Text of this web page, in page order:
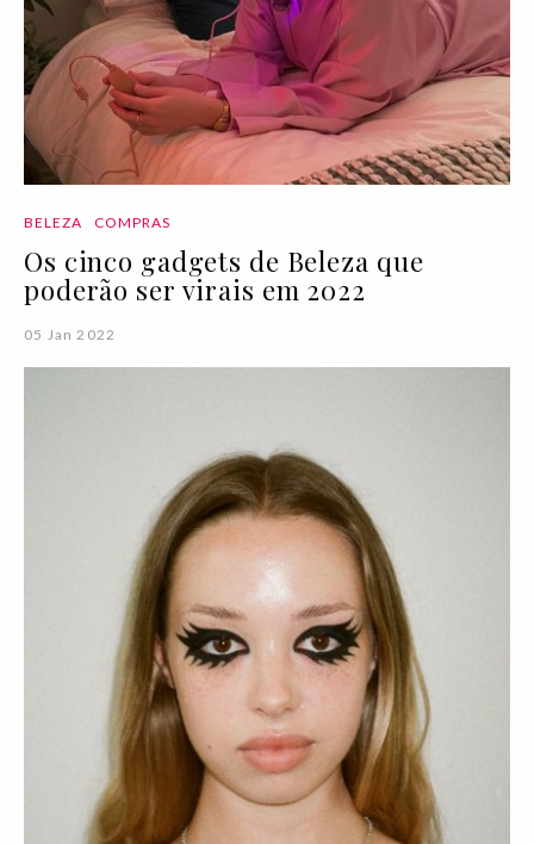
BELEZA COMPRAS
Os cinco gadgets de Beleza que
poderão ser virais em 2022
05 Jan 2022